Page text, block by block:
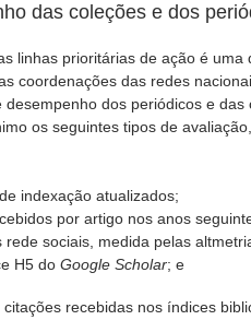
das coleções e dos
linhas prioritárias de ação é uma
coordenações das redes
dos periódicos e das
os seguintes tipos de
indexação atualizados;
por artigo nos anos
rede sociais, medida pelas
H5 do Google Scholar; e
recebidas nos índices